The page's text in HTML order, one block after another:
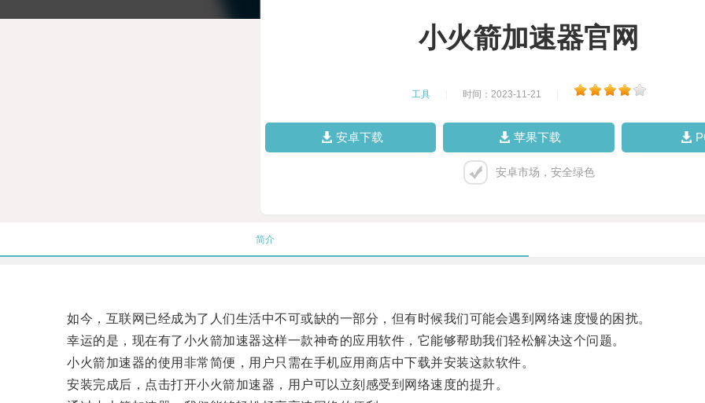
小火箭加速器官网
工具 时间：2023-11-21
安卓下载 苹果下载
安卓市场，安全绿色
简介
如今，互联网已经成为了人们生活中不可或缺的一部分，但有时候我们可能会遇到网络速度慢的困扰。
幸运的是，现在有了小火箭加速器这样一款神奇的应用软件，它能够帮助我们轻松解决这个问题。
小火箭加速器的使用非常简便，用户只需在手机应用商店中下载并安装这款软件。
安装完成后，点击打开小火箭加速器，用户可以立刻感受到网络速度的提升。